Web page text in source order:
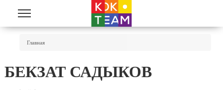
Перейти к основному содержанию
Главная
БЕКЗАТ САДЫКОВ